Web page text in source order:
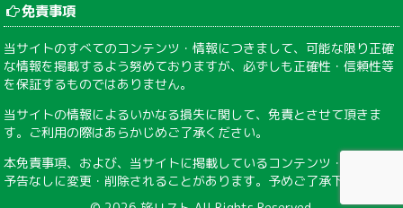
免責事項
当サイトのすべてのコンテンツ・情報につきまして、可能な限り正確
な情報を掲載するよう努めておりますが、必ずしも正確性・信頼性等
を保証するものではありません。
当サイトの情報によるいかなる損失に関して、免責とさせて頂きま
す。ご利用の際はあらかじめご了承ください。
本免責事項、および、当サイトに掲載しているコンテンツ・情報は、
予告なしに変更・削除されることがあります。予めご了承下さい。